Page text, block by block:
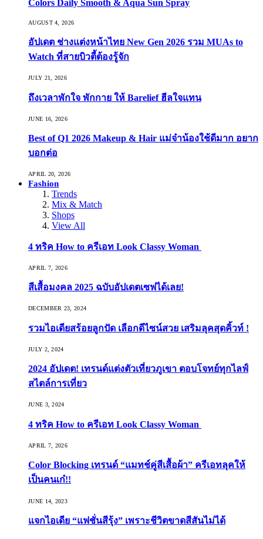
Colors Daily Smooth & Aqua Sun Spray
AUGUST 4, 2026
อัปเดต ช่างแต่งหน้าไทย New Gen 2026 รวม MUAs to
Watch ที่สายบิวตี้ต้องรู้จัก
JULY 21, 2026
ถึงเวลาพักใจ พักกาย ให้ Barelief ฮีลใจแทน
JUNE 16, 2026
Best of Q1 2026 Makeup & Hair แม่จ๋าน้องใช้ดีมาก อยาก
บอกต่อ
APRIL 20, 2026
Fashion
Trends
Mix & Match
Shops
View All
4 ทริค How to ครีเอท Look Classy Woman
APRIL 7, 2026
สีเสื้อมงคล 2025 ฉบับอัปเดตเซฟได้เลย!
DECEMBER 23, 2024
รวมไอเดียสร้อยลูกปัด เลือกดีไซน์สวย เสริมลุคสุดคิ้วท์ !
JULY 2, 2024
2024 อัปเดต! เทรนด์แต่งตัวเที่ยวภูเขา ตอบโจทย์ทุกไลฟ์
สไตล์การเที่ยว
JUNE 3, 2024
4 ทริค How to ครีเอท Look Classy Woman
APRIL 7, 2026
Color Blocking เทรนด์ “แมทช์คู่สีเสื้อผ้า” ครีเอทลุคให้
เป็นคนเก๋!!
JUNE 14, 2023
แจกไอเดีย “แฟชั่นสีรุ้ง” เพราะชีวิตขาดสีสันไม่ได้